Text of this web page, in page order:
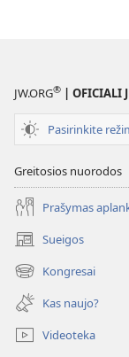
JW.ORG® | OFICIALI
Pasirinkite
Greitosios nuorodos
Prašymas
Sueigos
(atsiveria
naujas
langas)
Kongresai
(atsiveria
naujas
langas)
Kas naujo?
Videoteka